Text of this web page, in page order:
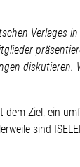
Verlages
dem Ziel, ein
sind